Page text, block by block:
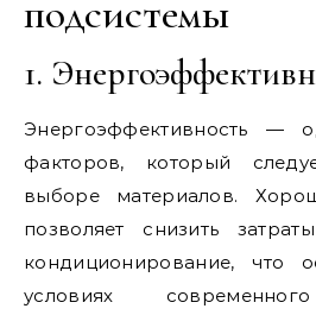
подсистемы
1.
Энергоэффективность —
факторов, который
выборе материалов.
позволяет снизить
кондиционирование, что
условиях